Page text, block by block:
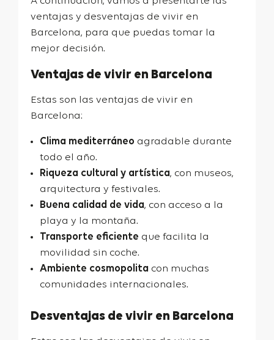
ventajas y desventajas de vivir en
Barcelona, para que puedas tomar la
mejor decisión.
Ventajas de vivir en Barcelona
Estas son las ventajas de vivir en
Barcelona:
Clima mediterráneo agradable durante
todo el año.
Riqueza cultural y artística, con museos,
arquitectura y festivales.
Buena calidad de vida, con acceso a la
playa y la montaña.
Transporte eficiente que facilita la
movilidad sin coche.
Ambiente cosmopolita con muchas
comunidades internacionales.
Desventajas de vivir en Barcelona